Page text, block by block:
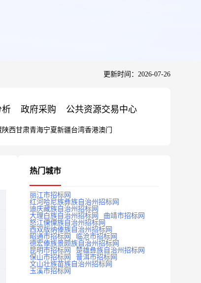
更新时间：2026-07-26
析 政府采购 公共资源交易中心
陕西甘肃青海宁夏新疆台湾香港澳门
热门城市
丽江市招标网
红河哈尼族彝族自治州招标网
迪庆藏族自治州招标网
大理白族自治州招标网
曲靖市招标网
怒江傈僳族自治州招标网
西双版纳傣族自治州招标网
昭通市招标网
临沧市招标网
德宏傣族景颇族自治州招标网
昆明市招标网
楚雄彝族自治州招标网
保山市招标网
普洱市招标网
文山壮族苗族自治州招标网
玉溪市招标网